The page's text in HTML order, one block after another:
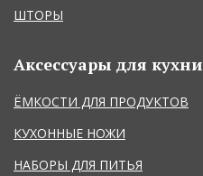
ШТОРЫ
Аксессуары для кухни
ЁМКОСТИ ДЛЯ ПРОДУКТОВ
КУХОННЫЕ НОЖИ
НАБОРЫ ДЛЯ ПИТЬЯ